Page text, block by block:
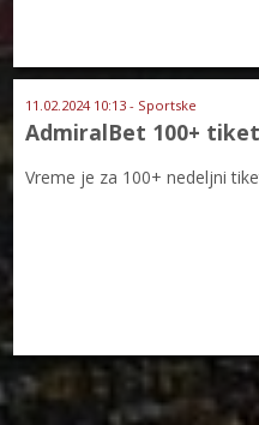
11.02.2024 10:13 - Sportske
AdmiralBet 100+
Vreme je za 100+ nedeljni